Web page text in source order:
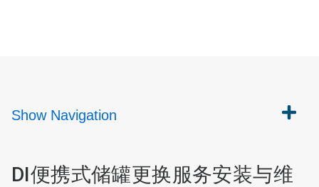
Show Navigation
DI便携式储罐更换服务安装与维